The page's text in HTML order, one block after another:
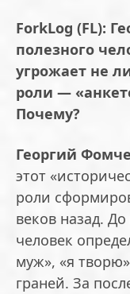
ForkLog (FL):
полезного
угрожает не
роли —
Почему?
Георгий
этот
роли
веков назад.
человек
муж», «я
граней. За